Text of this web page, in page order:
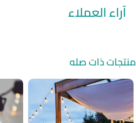
آراء العملاء
منتجات ذات صله